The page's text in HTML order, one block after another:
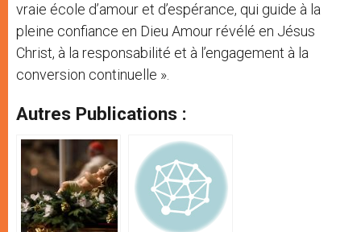
vraie école d’amour et d’espérance, qui guide à la
pleine confiance en Dieu Amour révélé en Jésus
Christ, à la responsabilité et à l’engagement à la
conversion continuelle ».
Autres Publications :